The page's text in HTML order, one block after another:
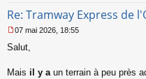
Re: Tramway Express de
e
s
07 mai 2026, 18:55
Salut,
Mais il y aun terrain à peu près